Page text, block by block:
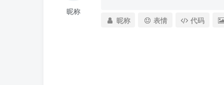
昵称
昵称
表情 代码